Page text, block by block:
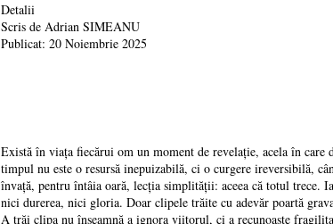
Detalii
Scris de Adrian SIMEANU
Publicat: 20 Noiembrie 2025
Există în viața fiecărui om un moment de revelație, acela în
timpul nu este o resursă inepuizabilă, ci o curgere ireversibilă,
învață, pentru întâia oară, lecția simplității: aceea că totul
nici durerea, nici gloria. Doar clipele trăite cu adevăr poartă
A trăi clipa nu înseamnă a ignora viitorul, ci a recunoaște